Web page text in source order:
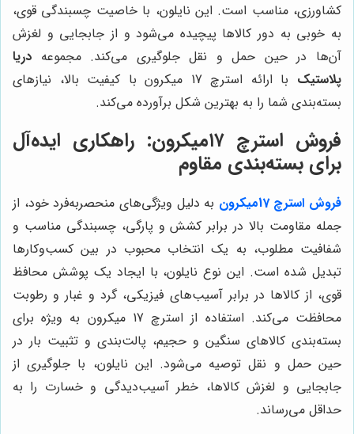
کشاورزی، مناسب است. این نایلون، با خاصیت چسبندگی قوی،
به خوبی به دور کالاها پیچیده می‌شود و از جابجایی و لغزش
آن‌ها در حین حمل و نقل جلوگیری می‌کند. مجموعه دریا
پلاستیک
با ارائه استرچ 17 میکرون با کیفیت بالا، نیازهای
بسته‌بندی شما را به بهترین شکل برآورده می‌کند.
فروش استرچ ۱۷میکرون: راهکاری ایده‌آل
برای بسته‌بندی مقاوم
فروش استرچ 17میکرون
به دلیل ویژگی‌های منحصربه‌فرد خود، از
جمله مقاومت بالا در برابر کشش و پارگی، چسبندگی مناسب و
شفافیت مطلوب، به یک انتخاب محبوب در بین کسب‌وکارها
تبدیل شده است. این نوع نایلون، با ایجاد یک پوشش محافظ
قوی، از کالاها در برابر آسیب‌های فیزیکی، گرد و غبار و رطوبت
محافظت می‌کند. استفاده از استرچ 17 میکرون به ویژه برای
بسته‌بندی کالاهای سنگین و حجیم، پالت‌بندی و تثبیت بار در
حین حمل و نقل توصیه می‌شود. این نایلون، با جلوگیری از
جابجایی و لغزش کالاها، خطر آسیب‌دیدگی و خسارت را به
حداقل می‌رساند.